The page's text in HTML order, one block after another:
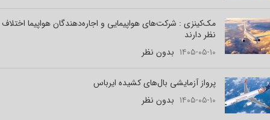
مک‌کینزی : شرکت‌های هواپیمایی و اجاره‌دهندگان هواپیما اختلاف
نظر دارند
۱۴۰۵-۰۵-۱۰ بدون نظر
پرواز آزمایشی بال‌های کشیده ایرباس
۱۴۰۵-۰۵-۱۰ بدون نظر